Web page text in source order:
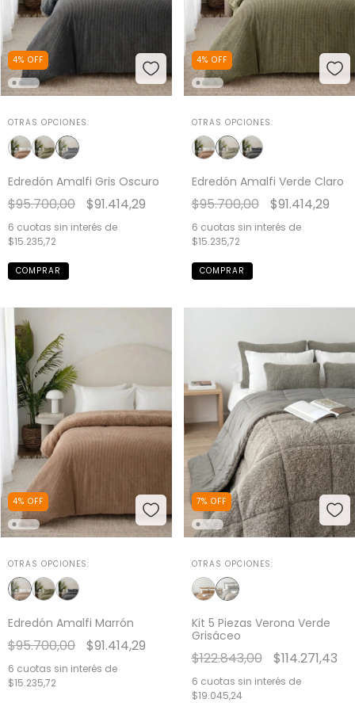
4% OFF
OTRAS OPCIONES:
Edredón Amalfi Gris Oscuro
$95.700,00 $91.414,29
6 cuotas sin interés de
$15.235,72
COMPRAR
4% OFF
OTRAS OPCIONES:
Edredón Amalfi Verde Claro
$95.700,00 $91.414,29
6 cuotas sin interés de
$15.235,72
COMPRAR
4% OFF
OTRAS OPCIONES:
Edredón Amalfi Marrón
$95.700,00 $91.414,29
6 cuotas sin interés de
$15.235,72
7% OFF
OTRAS OPCIONES:
Kit 5 Piezas Verona Verde
Grisáceo
$122.843,00 $114.271,43
6 cuotas sin interés de
$19.045,24